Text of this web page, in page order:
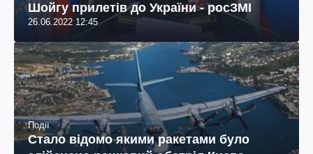
2021 (2 роки),
Інтернет-видання "ЕлектроВісті",
Офіціант чер 2019 міс) ресторан "Portofino".
Шойгу прилетів до України - росЗМІ
26.06.2022 12:45
Події
Стало відомо якими ракетами було